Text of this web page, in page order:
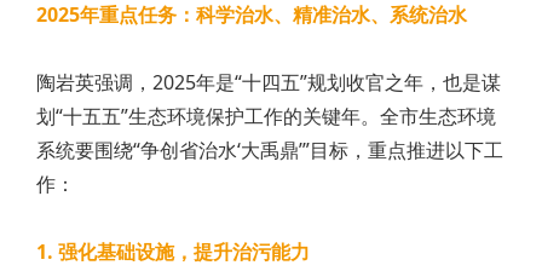
2025年重点任务：科学治水、精准治水、系统治水
陶岩英强调，2025年是“十四五”规划收官之年，也是谋
划“十五五”生态环境保护工作的关键年。全市生态环境
系统要围绕“争创省治水‘大禹鼎’”目标，重点推进以下工
作：
1. 强化基础设施，提升治污能力